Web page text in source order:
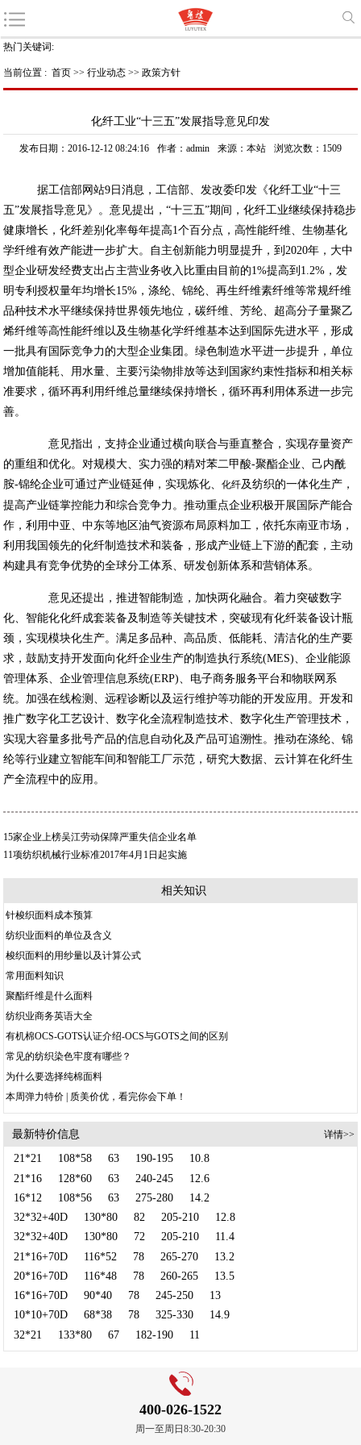
热门关键词:
当前位置 : 首页 >> 行业动态 >> 政策方针
化纤工业“十三五”发展指导意见印发
发布日期：2016-12-12 08:24:16 作者：admin 来源：本站 浏览次数：1509
据工信部网站9日消息，工信部、发改委印发《化纤工业“十三
五”发展指导意见》。意见提出，“十三五”期间，化纤工业继续保持稳步
健康增长，化纤差别化率每年提高1个百分点，高性能纤维、生物基化
学纤维有效产能进一步扩大。自主创新能力明显提升，到2020年，大中
型企业研发经费支出占主营业务收入比重由目前的1%提高到1.2%，发
明专利授权量年均增长15%，涤纶、锦纶、再生纤维素纤维等常规纤维
品种技术水平继续保持世界领先地位，碳纤维、芳纶、超高分子量聚乙
烯纤维等高性能纤维以及生物基化学纤维基本达到国际先进水平，形成
一批具有国际竞争力的大型企业集团。绿色制造水平进一步提升，单位
增加值能耗、用水量、主要污染物排放等达到国家约束性指标和相关标
准要求，循环再利用纤维总量继续保持增长，循环再利用体系进一步完
善。
意见指出，支持企业通过横向联合与垂直整合，实现存量资产
的重组和优化。对规模大、实力强的精对苯二甲酸-聚酯企业、己内酰
胺-锦纶企业可通过产业链延伸，实现炼化、化纤及纺织的一体化生产，
提高产业链掌控能力和综合竞争力。推动重点企业积极开展国际产能合
作，利用中亚、中东等地区油气资源布局原料加工，依托东南亚市场，
利用我国领先的化纤制造技术和装备，形成产业链上下游的配套，主动
构建具有竞争优势的全球分工体系、研发创新体系和营销体系。
意见还提出，推进智能制造，加快两化融合。着力突破数字
化、智能化化纤成套装备及制造等关键技术，突破现有化纤装备设计瓶
颈，实现模块化生产。满足多品种、高品质、低能耗、清洁化的生产要
求，鼓励支持开发面向化纤企业生产的制造执行系统(MES)、企业能源
管理体系、企业管理信息系统(ERP)、电子商务服务平台和物联网系
统。加强在线检测、远程诊断以及运行维护等功能的开发应用。开发和
推广数字化工艺设计、数字化全流程制造技术、数字化生产管理技术，
实现大容量多批号产品的信息自动化及产品可追溯性。推动在涤纶、锦
纶等行业建立智能车间和智能工厂示范，研究大数据、云计算在化纤生
产全流程中的应用。
15家企业上榜吴江劳动保障严重失信企业名单
11项纺织机械行业标准2017年4月1日起实施
相关知识
针梭织面料成本预算
纺织业面料的单位及含义
梭织面料的用纱量以及计算公式
常用面料知识
聚酯纤维是什么面料
纺织业商务英语大全
有机棉OCS-GOTS认证介绍-OCS与GOTS之间的区别
常见的纺织染色牢度有哪些？
为什么要选择纯棉面料
本周弹力特价 | 质美价优，看完你会下单！
最新特价信息 详情>>
21*21 108*58 63 190-195
10.8
21*16
128*60 63 240-245
12.6
16*12
108*56 63 275-280
14.2
32*32+40D
130*80 82 205-210
12.8
32*32+40D
130*80 72 205-210
11.4
21*16+70D
116*52 78 265-270
13.2
20*16+70D
116*48 78 260-265
13.5
16*16+70D
90*40 78 245-250
13
10*10+70D
68*38 78 325-330
14.9
32*21
133*80 67 182-190 11
400-026-1522
周一至周日8:30-20:30